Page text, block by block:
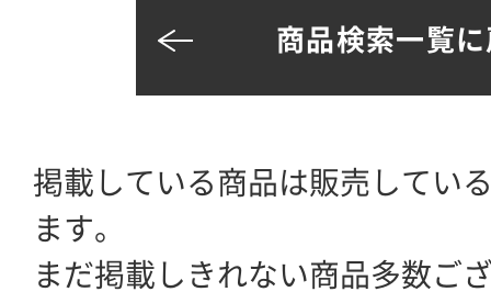
商品検索一覧
掲載している商品は販売してい
ます。
まだ掲載しきれない商品多数ご